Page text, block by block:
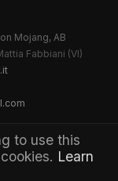
to use this
Learn
Mojang, AB
Fabbiani (VI)